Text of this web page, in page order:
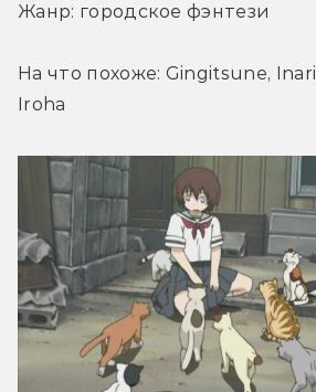
Жанр: городское фэнтези
На что похоже: Gingitsune,
Iroha